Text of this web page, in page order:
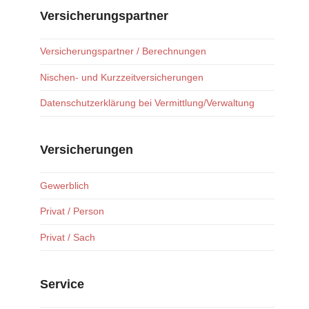
Versicherungspartner
Versicherungspartner / Berechnungen
Nischen- und Kurzzeitversicherungen
Datenschutzerklärung bei Vermittlung/Verwaltung
Versicherungen
Gewerblich
Privat / Person
Privat / Sach
Service